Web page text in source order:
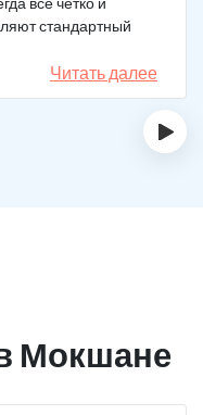
стандартный
случай.
были под
Читать далее
›
Мокшане